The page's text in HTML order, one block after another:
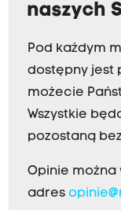
naszych
Pod każdym
dostępny jest
możecie
Wszystkie
pozostaną
Opinie można
adres